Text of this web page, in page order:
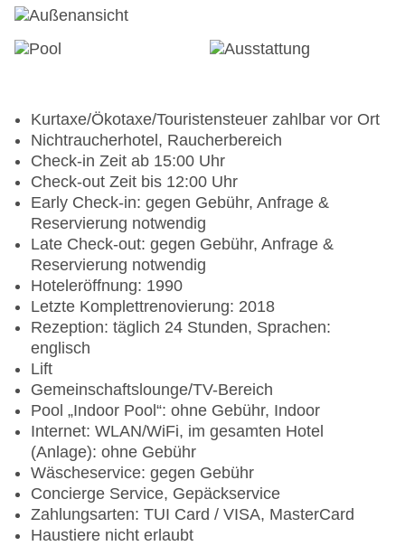
Kurtaxe/Ökotaxe/Touristensteuer zahlbar vor Ort
Nichtraucherhotel, Raucherbereich
Check-in Zeit ab 15:00 Uhr
Check-out Zeit bis 12:00 Uhr
Early Check-in: gegen Gebühr, Anfrage &
Reservierung notwendig
Late Check-out: gegen Gebühr, Anfrage &
Reservierung notwendig
Hoteleröffnung: 1990
Letzte Komplettrenovierung: 2018
Rezeption: täglich 24 Stunden, Sprachen:
englisch
Lift
Gemeinschaftslounge/TV-Bereich
Pool „Indoor Pool“: ohne Gebühr, Indoor
Internet: WLAN/WiFi, im gesamten Hotel
(Anlage): ohne Gebühr
Wäscheservice: gegen Gebühr
Concierge Service, Gepäckservice
Zahlungsarten: TUI Card / VISA, MasterCard
Haustiere nicht erlaubt